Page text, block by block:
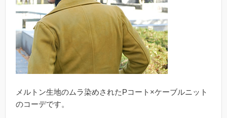
メルトン生地のムラ染めされたPコート×ケーブルニット
のコーデです。